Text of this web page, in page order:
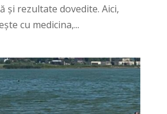
și rezultate dovedite. Aici,
cu medicina,...